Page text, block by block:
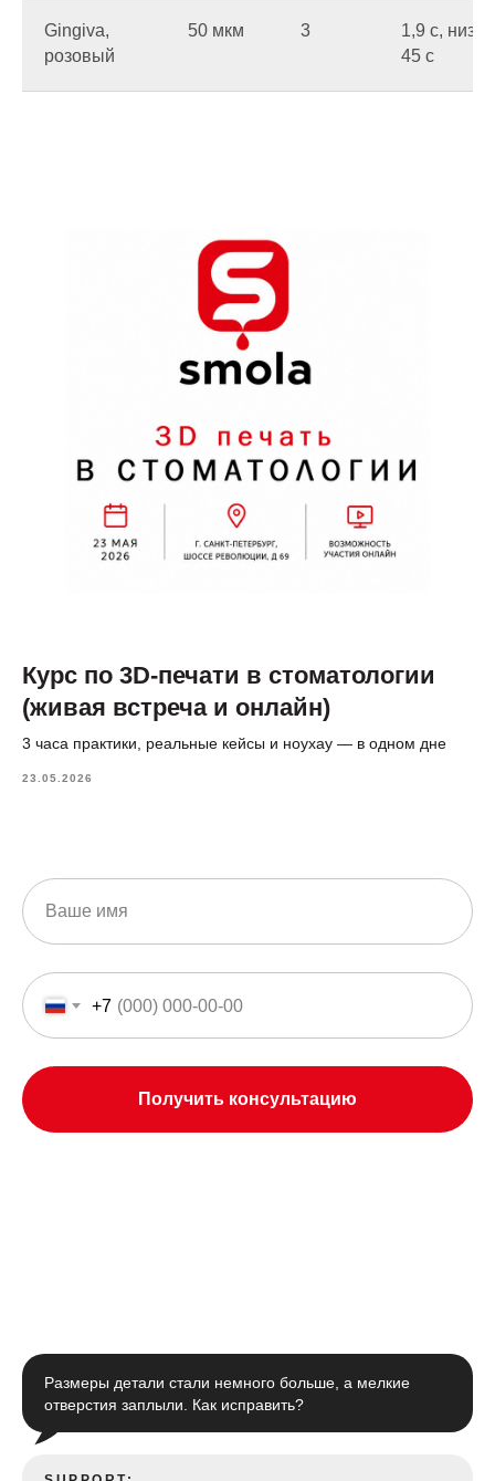
Gingiva,
розовый
50 мкм 3
1,9 c, низ
45 c
Курс по 3D-печати в стоматологии
(живая встреча и онлайн)
3 часа практики, реальные кейсы и ноухау — в одном дне
23.05.2026
+7
Получить консультацию
Размеры детали стали немного больше, а мелкие
отверстия заплыли. Как исправить?